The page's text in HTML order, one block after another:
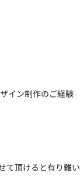
イン制作のご経験
て頂けると有り難い